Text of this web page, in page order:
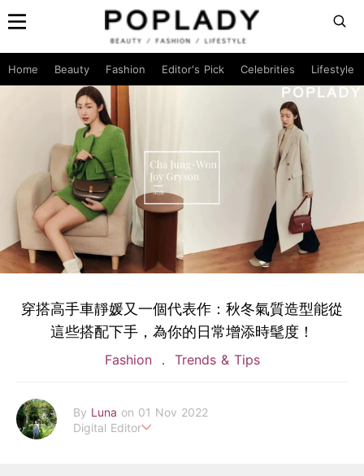
Home Beauty Fashion Editor's Pick Celebrities Lifestyle
穿搭高手車靜媛又一個代表作：秋冬氣質造型能從
這些搭配下手，為你的日常增添時髦度！
Fashion Trends & Tips
By Luna on 01 Nov 2022
Digital Editor